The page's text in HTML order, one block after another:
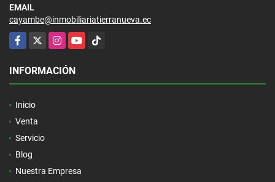
EMAIL
cayambe@inmobiliariatierranueva.ec
Facebook
X InstagramYouTubeTikTok
INFORMACIÓN
Inicio
Venta
Servicio
Blog
Nuestra Empresa